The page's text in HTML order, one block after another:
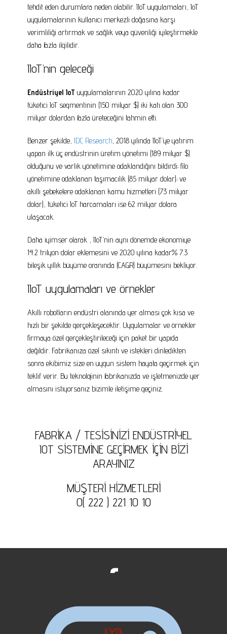
tehdit eden durumlara neden olabilir. IIoT uygulamaları, IoT
uygulamalarının kullanıcı merkezli doğasına karşı
verimliliği artırmak ve sağlık veya güvenliği iyileştirmekle
daha fazla ilgilidir.
IIoT’nin geleceği
Endüstriyel IoT uygulamalarının 2020 yılına kadar
tüketici IoT segmentinin (150 milyar $) iki katı olan 300
milyar dolardan fazla üreteceğini tahmin etti.
Benzer şekilde, IDC Research, 2018 yılında IIoT’ye yatırım
yapan ilk üç endüstrinin üretim yönetimi (189 milyar $)
olduğunu ve varlık yönetimine odaklandığını bildirdi; filo
yönetimine odaklanan taşımacılık (85 milyar dolar); ve
akıllı şebekelere odaklanan kamu hizmetleri (73 milyar
dolar), tüketici IoT harcamaları ise 62 milyar dolara
ulaşacak.
Daha iyimser olarak , IIoT’nin aynı dönemde ekonomiye
14.2 trilyon dolar eklemesini ve 2020 yılına kadar% 7.3
bileşik yıllık büyüme oranında (CAGR) büyümesini bekliyor.
IIoT uygulamaları ve örnekler
Akıllı robotların endüstri alanında yer alması çok kısa ve
hızlı bir şekilde gerçekleşecektir. Uygulamalar ve örnekler
firmaya özel gerçekleştirileceği için paket bir yapıda
değildir. Fabrikanıza özel sıkıntı ve istekleri dinledikten
sonra ekibimiz size en uygun sistem hayata geçirmek için
teklif verir. Bu teknolojinin fabrikanızda ve işletmenizde yer
almasını istiyorsanız bizimle iletişime geçiniz.
FABRİKA / TESİSİNİZİ ENDÜSTRİYEL
IOT SİSTEMİNE GEÇİRMEK İÇİN BİZİ
ARAYINIZ
MÜŞTERİ HİZMETLERİ
0( 222 ) 221 10 10